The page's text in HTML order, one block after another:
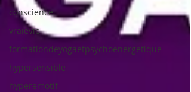
conscience
vraievie
formationdeyogaetpsychoenergetique
hypersensible
hyperemotif